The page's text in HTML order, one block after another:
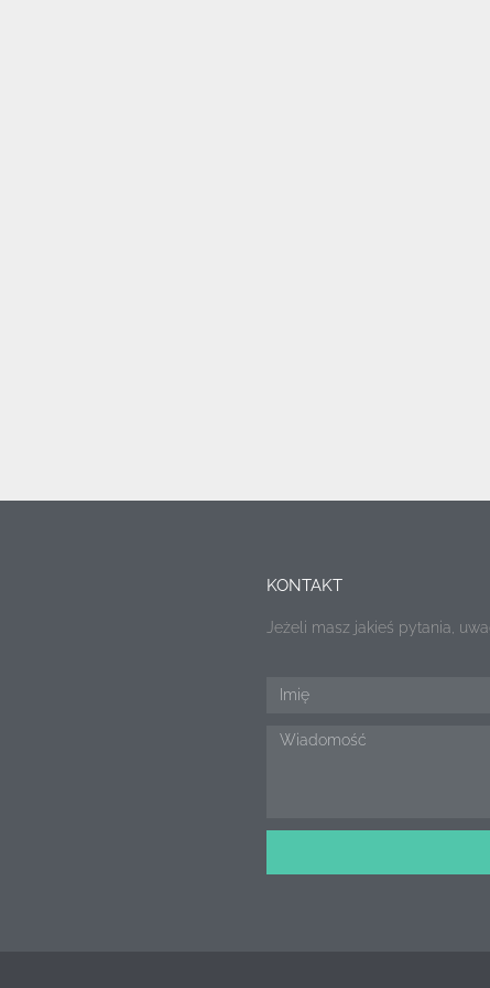
KONTAKT
Jeżeli masz jakieś pytania,